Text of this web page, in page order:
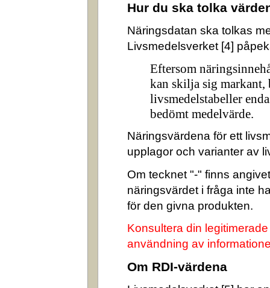
Hur du ska tolka
Näringsdatan ska tolkas
Livsmedelsverket [4]
Eftersom
kan skilja sig markant,
livsmedelstabeller
bedömt medelvärde.
Näringsvärdena för ett
upplagor och varianter av
Om tecknet "-" finns
näringsvärdet i fråga inte
för den givna produkten.
Konsultera din
användning av
Om RDI-värdena